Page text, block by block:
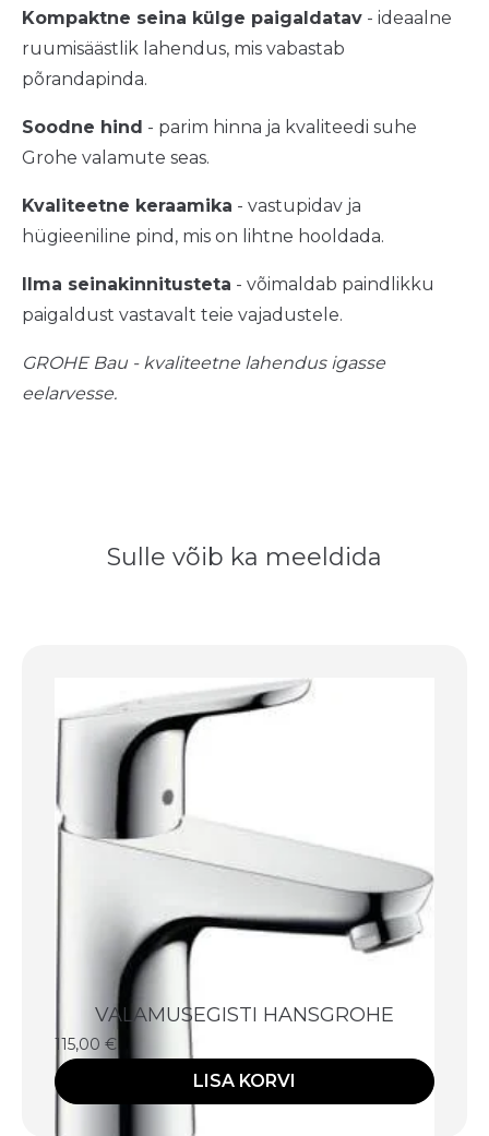
Kompaktne seina külge paigaldatav - ideaalne
ruumisäästlik lahendus, mis vabastab
põrandapinda.
Soodne hind - parim hinna ja kvaliteedi suhe
Grohe valamute seas.
Kvaliteetne keraamika - vastupidav ja
hügieeniline pind, mis on lihtne hooldada.
Ilma seinakinnitusteta - võimaldab paindlikku
paigaldust vastavalt teie vajadustele.
GROHE Bau - kvaliteetne lahendus igasse
eelarvesse.
Sulle võib ka meeldida
VALAMUSEGISTI HANSGROHE
115,00 €
LISA KORVI